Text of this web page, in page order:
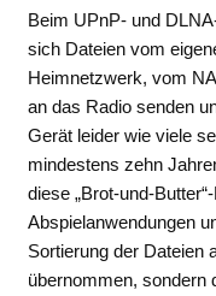
Beim UPnP- und
sich Dateien vom
Heimnetzwerk, vom
an das Radio senden
Gerät leider wie viele
mindestens zehn
diese „Brot-und-
Abspielanwendungen
Sortierung der Dateien
übernommen, sondern